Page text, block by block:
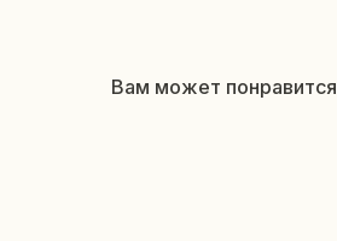
Вам может понравится